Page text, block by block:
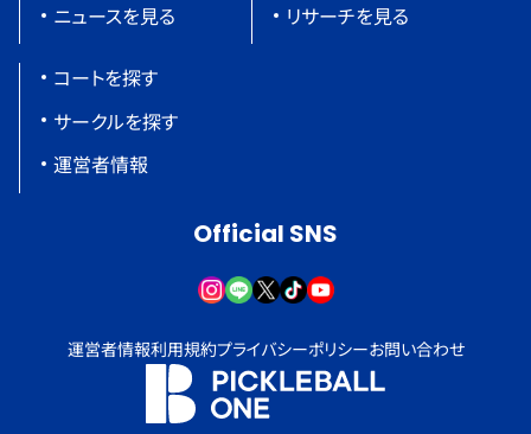
ニュースを見る
リサーチを見る
コートを探す
サークルを探す
運営者情報
Official SNS
運営者情報利用規約プライバシーポリシーお問い合わせ